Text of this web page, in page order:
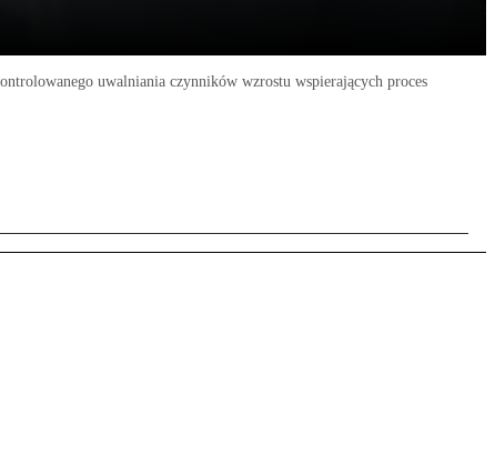
uwalniania czynników wzrostu wspierających proces